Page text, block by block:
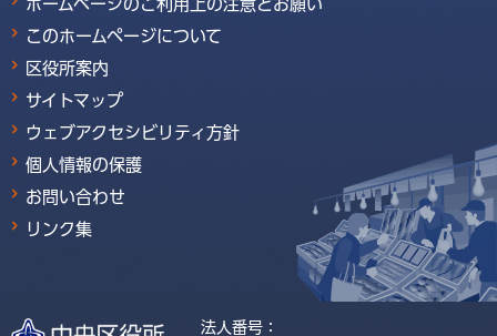
ホームページのご利用上の注意とお願い
このホームページについて
区役所案内
サイトマップ
ウェブアクセシビリティ方針
個人情報の保護
お問い合わせ
リンク集
法人番号：